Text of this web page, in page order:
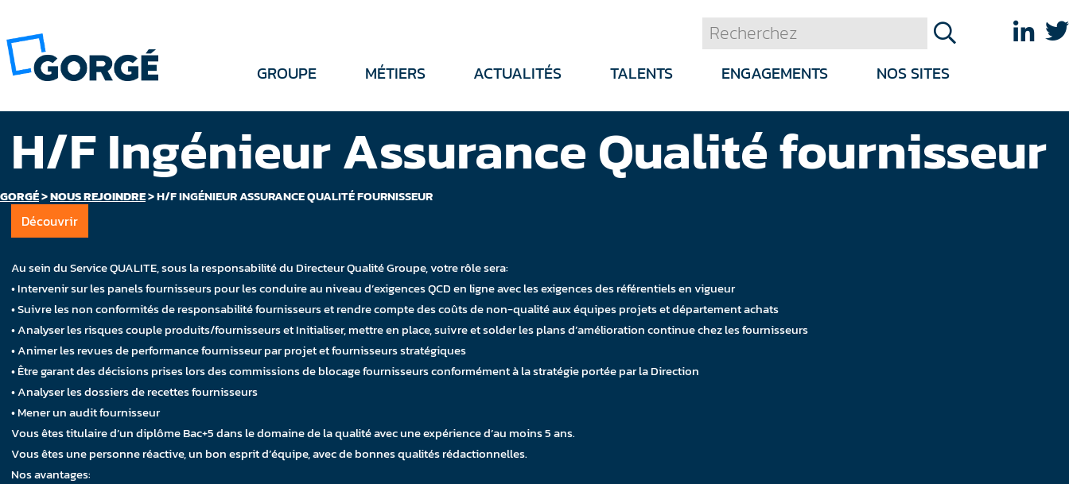
GROUPE MÉTIERS ACTUALITÉS TALENTS ENGAGEMENTS NOS SITES
GORGÉ>NOUS REJOINDRE>H/F INGÉNIEUR ASSURANCE QUALITÉ FOURNISSEUR
H/F Ingénieur Assurance Qualité fournisseur
Découvrir
Au sein du Service QUALITE, sous la responsabilité du Directeur Qualité Groupe, votre rôle sera:
• Intervenir sur les panels fournisseurs pour les conduire au niveau d’exigences QCD en ligne avec les exigences des référentiels en vigueur
• Suivre les non conformités de responsabilité fournisseurs et rendre compte des coûts de non-qualité aux équipes projets et département achats
• Analyser les risques couple produits/fournisseurs et Initialiser, mettre en place, suivre et solder les plans d’amélioration continue chez les fournisseurs
• Animer les revues de performance fournisseur par projet et fournisseurs stratégiques
• Être garant des décisions prises lors des commissions de blocage fournisseurs conformément à la stratégie portée par la Direction
• Analyser les dossiers de recettes fournisseurs
• Mener un audit fournisseur
Vous êtes titulaire d’un diplôme Bac+5 dans le domaine de la qualité avec une expérience d’au moins 5 ans.
Vous êtes une personne réactive, un bon esprit d’équipe, avec de bonnes qualités rédactionnelles.
Nos avantages: